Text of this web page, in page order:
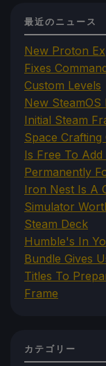
最近のニュース
New Proton
Fixes
Custom Levels
New SteamOS
Initial Steam
Space Crafting
Is Free To
Permanently
Iron Nest Is A
Simulator
Steam Deck
Humble's In
Bundle Gives
Titles To
Frame
カテゴリー